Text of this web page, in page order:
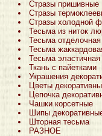
Стразы пришивные
Стразы
Стразы холодной
Тесьма из ниток
Тесьма отделочная
Тесьма
Тесьма эластичная
Ткань с пайетками
Украшения
Цветы
Цепочка
Чашки корсетные
Шипы
Шторная тесьма
РАЗНОЕ